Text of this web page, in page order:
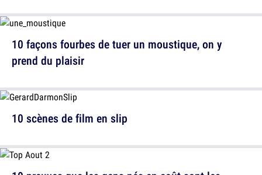
10 scènes de film en slip
10 façons fourbes de tuer un moustique, on y
prend du plaisir